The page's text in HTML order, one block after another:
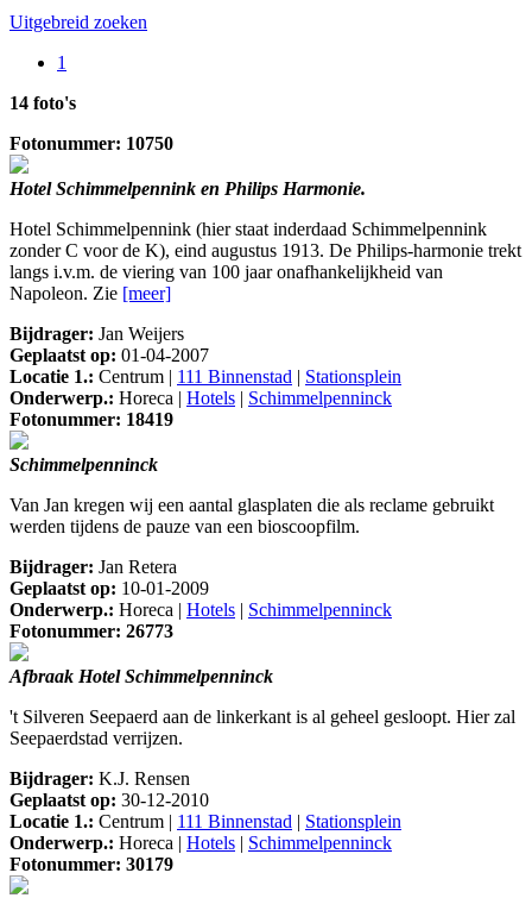
Uitgebreid zoeken
1
14 foto's
Fotonummer: 10750
Hotel Schimmelpennink en Philips Harmonie.
Hotel Schimmelpennink (hier staat inderdaad Schimmelpennink
zonder C voor de K), eind augustus 1913. De Philips-harmonie trekt
langs i.v.m. de viering van 100 jaar onafhankelijkheid van
Napoleon. Zie [meer]
Bijdrager: Jan Weijers
Geplaatst op: 01-04-2007
Locatie 1.: Centrum | 111 Binnenstad | Stationsplein
Onderwerp.: Horeca | Hotels | Schimmelpenninck
Fotonummer: 18419
Schimmelpenninck
Van Jan kregen wij een aantal glasplaten die als reclame gebruikt
werden tijdens de pauze van een bioscoopfilm.
Bijdrager: Jan Retera
Geplaatst op: 10-01-2009
Onderwerp.: Horeca | Hotels | Schimmelpenninck
Fotonummer: 26773
Afbraak Hotel Schimmelpenninck
't Silveren Seepaerd aan de linkerkant is al geheel gesloopt. Hier zal
Seepaerdstad verrijzen.
Bijdrager: K.J. Rensen
Geplaatst op: 30-12-2010
Locatie 1.: Centrum | 111 Binnenstad | Stationsplein
Onderwerp.: Horeca | Hotels | Schimmelpenninck
Fotonummer: 30179